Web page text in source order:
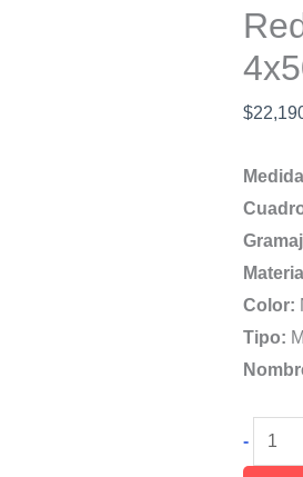
$
Color:
Tipo:
-
Red